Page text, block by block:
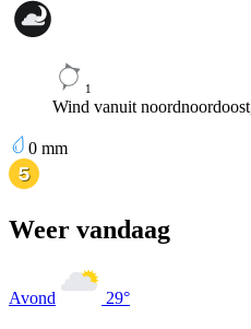
1
Wind vanuit
0 mm
Weer vandaag
Avond 29°